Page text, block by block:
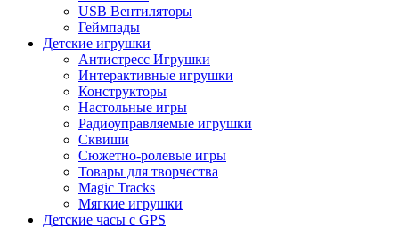
USB Вентиляторы
Геймпады
Детские игрушки
Антистресс Игрушки
Интерактивные игрушки
Конструкторы
Настольные игры
Радиоуправляемые игрушки
Сквиши
Сюжетно-ролевые игры
Товары для творчества
Magic Tracks
Мягкие игрушки
Детские часы с GPS